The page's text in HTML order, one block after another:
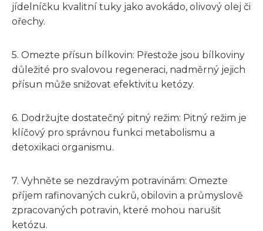
jídelníčku kvalitní tuky jako avokádo, olivový olej či
ořechy.
5. Omezte přísun bílkovin: Přestože jsou bílkoviny
důležité pro svalovou regeneraci, nadměrný jejich
přísun může snižovat efektivitu ketózy.
6. Dodržujte dostatečný pitný režim: Pitný režim je
klíčový pro správnou funkci metabolismu a
detoxikaci organismu.
7. Vyhněte se nezdravým potravinám: Omezte
příjem rafinovaných cukrů, obilovin a průmyslově
zpracovaných potravin, které mohou narušit
ketózu.